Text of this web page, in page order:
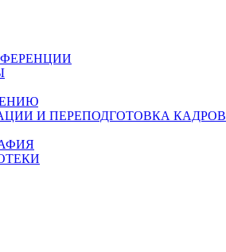
И ПЕРЕПОДГОТОВКА КАДРОВ